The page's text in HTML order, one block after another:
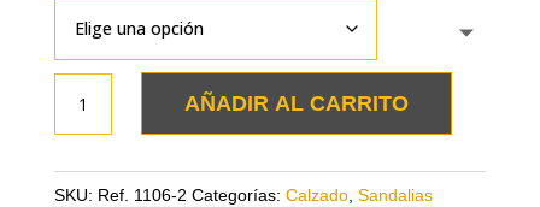
cuero
AÑADIR AL CARRITO
SKU: Ref. 1106-2 Categorías: Calzado, Sandalias